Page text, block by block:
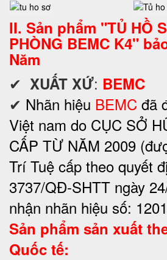
II. Sản phẩm "TỦ HỒ
PHÒNG BEMC K4"
Năm
✔ XUẤT XỨ: BEMC
✔ Nhãn hiệu BEMC đã
Việt nam do CỤC SỞ
CẤP TỪ NĂM 2009
Trí Tuệ cấp theo quyết
3737/QĐ-SHTT ngày
nhận nhãn hiệu số:
Sản phẩm sản xuất
Quốc tế: